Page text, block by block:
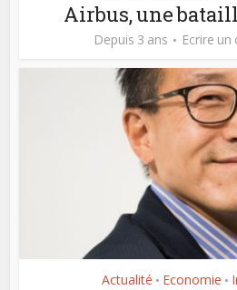
Airbus, une
Depuis 3 ans Ecrire
Actualité • Economie •